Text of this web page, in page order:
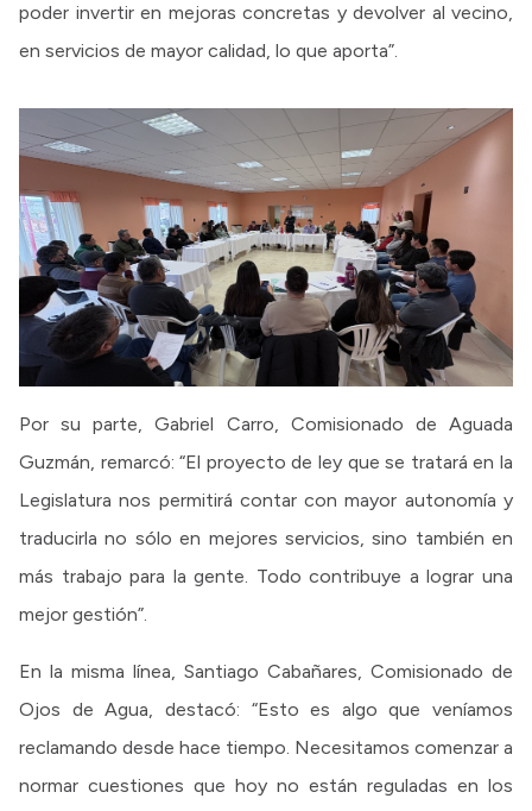
poder invertir en mejoras concretas y devolver al vecino,
en servicios de mayor calidad, lo que aporta”.
Por su parte, Gabriel Carro, Comisionado de Aguada
Guzmán, remarcó: “El proyecto de ley que se tratará en la
Legislatura nos permitirá contar con mayor autonomía y
traducirla no sólo en mejores servicios, sino también en
más trabajo para la gente. Todo contribuye a lograr una
mejor gestión”.
En la misma línea, Santiago Cabañares, Comisionado de
Ojos de Agua, destacó: “Esto es algo que veníamos
reclamando desde hace tiempo. Necesitamos comenzar a
normar cuestiones que hoy no están reguladas en los